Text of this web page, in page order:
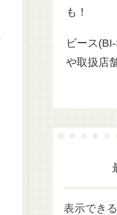
も！
ビース
や取扱店
表示でき